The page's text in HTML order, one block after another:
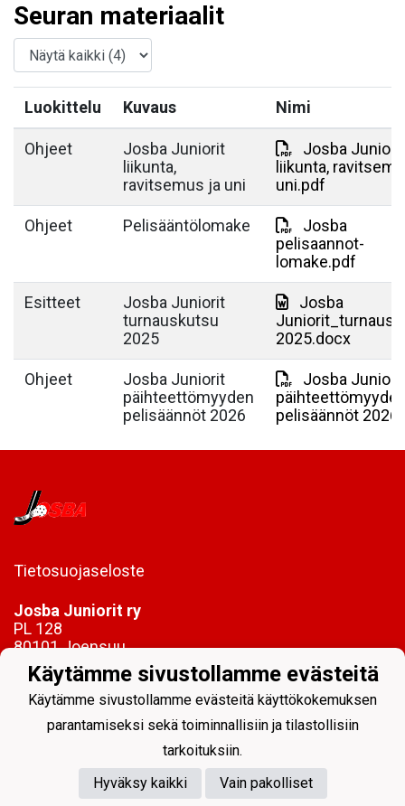
Seuran materiaalit
Luokittelu Kuvaus Nimi
Ohjeet
Josba Juniorit
liikunta,
ravitsemus ja uni
Josba Juniorit
liikunta,
uni.pdf
Ohjeet Pelisääntölomake
Josba
pelisaannot-
lomake.pdf
Esitteet
Josba Juniorit
turnauskutsu
2025
Josba
2025.docx
Ohjeet
Josba Juniorit
päihteettömyyden
pelisäännöt 2026
Josba Juniorit
pelisäännöt
Tietosuojaseloste
Josba Juniorit ry
PL 128
80101 Joensuu
toimisto@josbajuniorit.fi
Powered by
Käytämme sivustollamme evästeitä
Käytämme sivustollamme evästeitä käyttökokemuksen
parantamiseksi sekä toiminnallisiin ja tilastollisiin
tarkoituksiin.
Hyväksy kaikki
Vain pakolliset